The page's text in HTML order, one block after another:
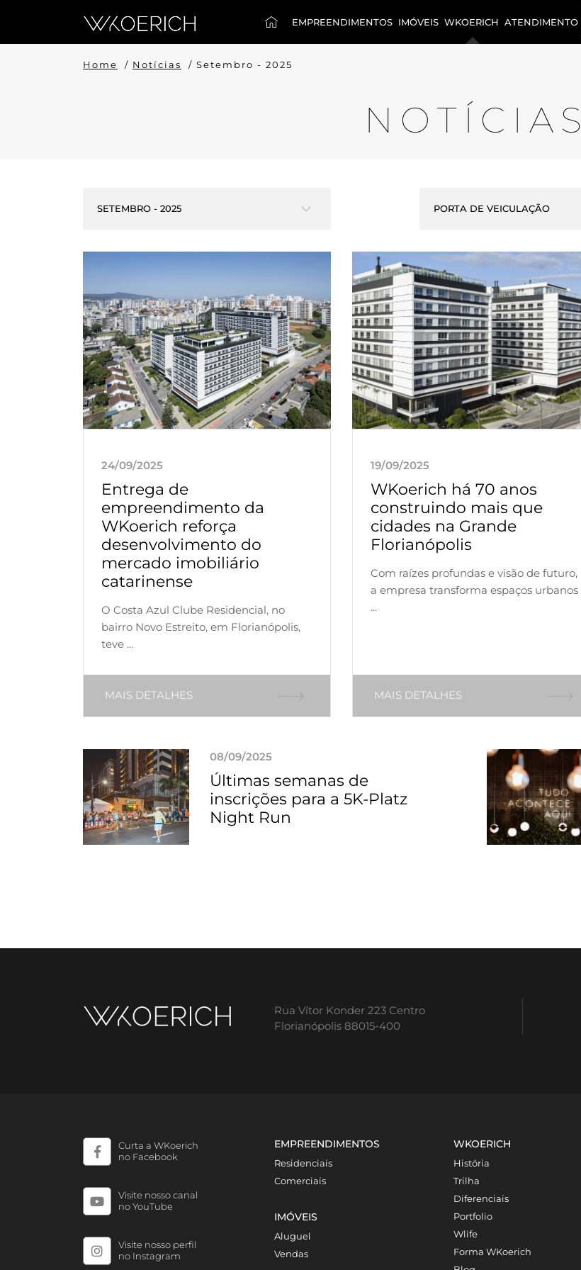
EMPREENDIMENTOS IMÓVEIS WKOERICH ATENDIMENTO
Home / Notícias / Setembro - 2025
NOTÍCIAS
SETEMBRO - 2025 PORTA DE VEICULAÇÃO
24/09/2025
Entrega de
empreendimento da
WKoerich reforça
desenvolvimento do
mercado imobiliário
catarinense
O Costa Azul Clube Residencial, no
bairro Novo Estreito, em Florianópolis,
teve ...
MAIS DETALHES
19/09/2025
WKoerich há 70 anos
construindo mais que
cidades na Grande
Florianópolis
Com raízes profundas e visão de futuro,
a empresa transforma espaços urbanos
...
MAIS DETALHES
08/09/2025
Últimas semanas de
inscrições para a 5K-Platz
Night Run
Rua Vítor Konder 223 Centro
Florianópolis 88015-400
Curta a WKoerich
no Facebook
Visite nosso canal
no YouTube
Visite nosso perfil
no Instagram
EMPREENDIMENTOS
Residenciais
Comerciais
IMÓVEIS
Aluguel
Vendas
WKOERICH
História
Trilha
Diferenciais
Portfolio
Wlife
Forma WKoerich